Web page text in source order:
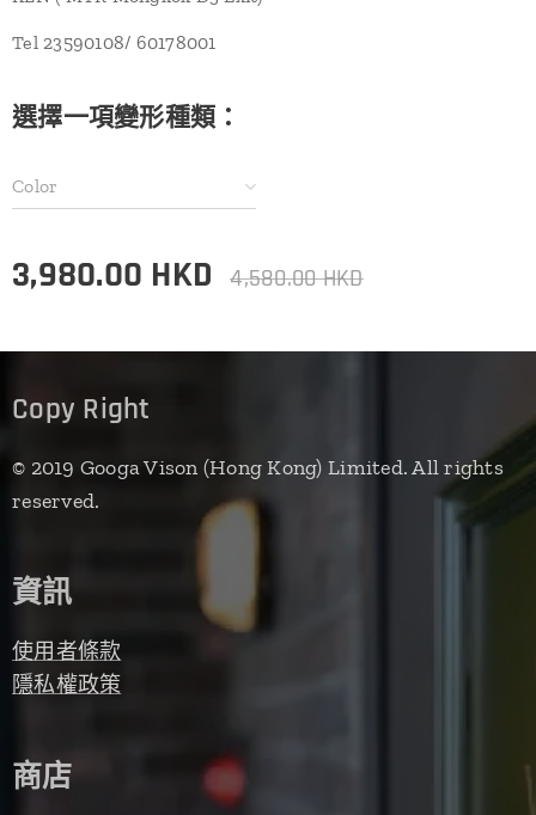
Tel 23590108/ 60178001
選擇一項變形種類：
Color
3,980.00 HKD 4,580.00HKD
Copy Right
© 2019 Googa Vison (Hong Kong) Limited. All rights
reserved.
資訊
使用者條款
隱私權政策
商店